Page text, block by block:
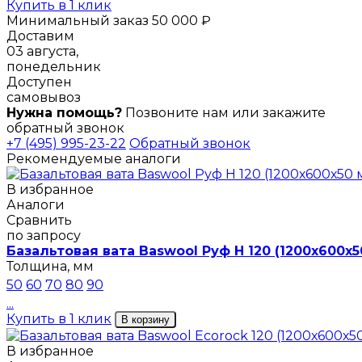
Купить в 1 клик
Минимальный заказ 50 000 ₽
Доставим
03 августа,
понедельник
Доступен
самовывоз
Нужна помощь? Позвоните нам или закажите
обратный звонок
+7 (495) 995-23-22 Обратный звонок
Рекомендуемые аналоги
В избранное
Аналоги
Сравнить
по запросу
Базальтовая вата Baswool Руф Н 120
Толщина, мм
50 60 70 80 90
...
Купить в 1 клик
В корзину
В избранное